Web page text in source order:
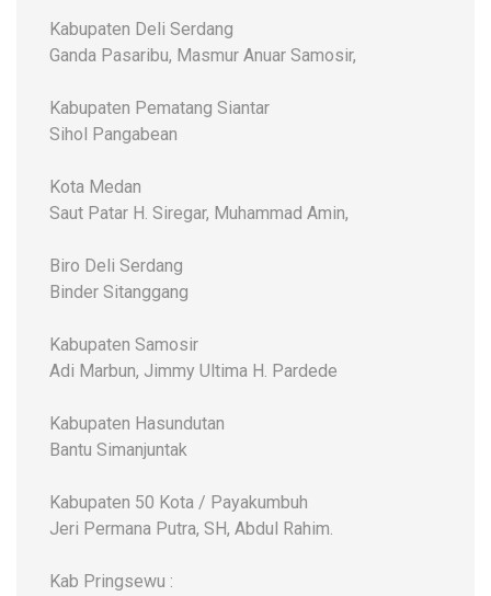
Kabupaten Deli Serdang
Ganda Pasaribu, Masmur Anuar Samosir,
Kabupaten Pematang Siantar
Sihol Pangabean
Kota Medan
Saut Patar H. Siregar, Muhammad Amin,
Biro Deli Serdang
Binder Sitanggang
Kabupaten Samosir
Adi Marbun, Jimmy Ultima H. Pardede
Kabupaten Hasundutan
Bantu Simanjuntak
Kabupaten 50 Kota / Payakumbuh
Jeri Permana Putra, SH, Abdul Rahim.
Kab Pringsewu :